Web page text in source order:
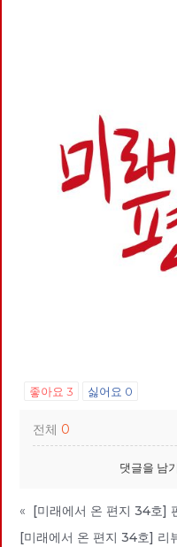
좋아요 3 싫어요 0
전체 0
댓글을 남
« [미래에서 온 편지 34호]
[미래에서 온 편지 34호] 리